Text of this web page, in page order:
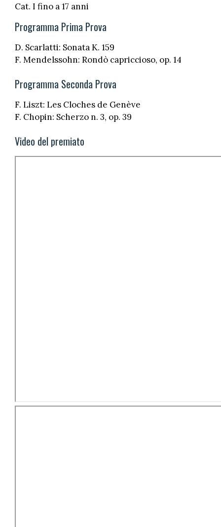
Cat. I fino a 17 anni
Programma Prima Prova
D. Scarlatti: Sonata K. 159
F. Mendelssohn: Rondò capriccioso, op. 14
Programma Seconda Prova
F. Liszt: Les Cloches de Genève
F. Chopin: Scherzo n. 3, op. 39
Video del premiato